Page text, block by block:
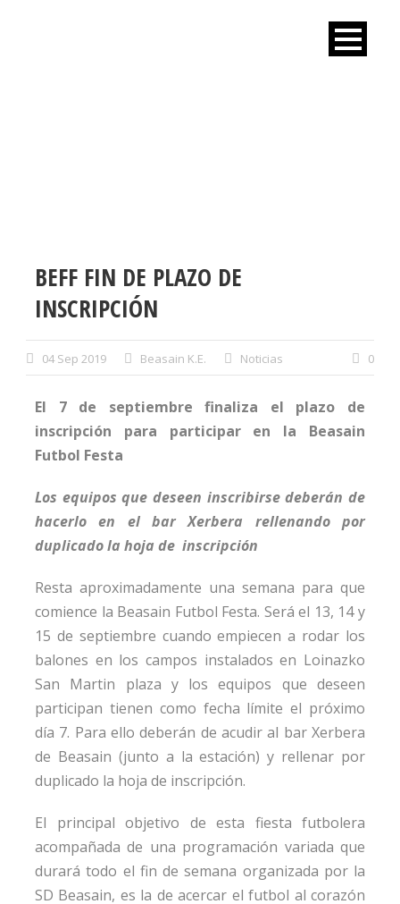
BEFF FIN DE PLAZO DE
INSCRIPCIÓN
04 Sep 2019 Beasain K.E. Noticias 0
El 7 de septiembre finaliza el plazo de
inscripción para participar en la Beasain
Futbol Festa
Los equipos que deseen inscribirse deberán de
hacerlo en el bar Xerbera rellenando por
duplicado la hoja de inscripción
Resta aproximadamente una semana para que
comience la Beasain Futbol Festa. Será el 13, 14 y
15 de septiembre cuando empiecen a rodar los
balones en los campos instalados en Loinazko
San Martin plaza y los equipos que deseen
participan tienen como fecha límite el próximo
día 7. Para ello deberán de acudir al bar Xerbera
de Beasain (junto a la estación) y rellenar por
duplicado la hoja de inscripción.
El principal objetivo de esta fiesta futbolera
acompañada de una programación variada que
durará todo el fin de semana organizada por la
SD Beasain, es la de acercar el futbol al corazón